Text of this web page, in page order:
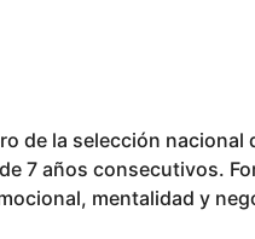
de la selección nacional
7 años consecutivos.
mentalidad y